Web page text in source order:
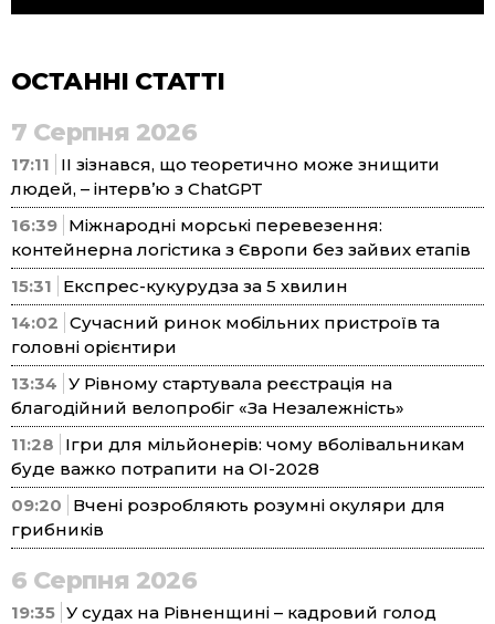
ОСТАННІ СТАТТІ
7 Серпня 2026
17:11
ІІ зізнався, що теоретично може знищити
людей, – інтерв’ю з ChatGPT
16:39 Міжнародні морські перевезення:
контейнерна логістика з Європи без зайвих етапів
15:31
Експрес-кукурудза за 5 хвилин
14:02 Сучасний ринок мобільних пристроїв та
головні орієнтири
13:34 У Рівному стартувала реєстрація на
благодійний велопробіг «За Незалежність»
11:28
Ігри для мільйонерів: чому вболівальникам
буде важко потрапити на ОІ-2028
09:20
Вчені розробляють розумні окуляри для
грибників
6 Серпня 2026
19:35 У судах на Рівненщині – кадровий голод